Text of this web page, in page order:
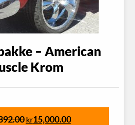
– American
Krom
kr15,000.00